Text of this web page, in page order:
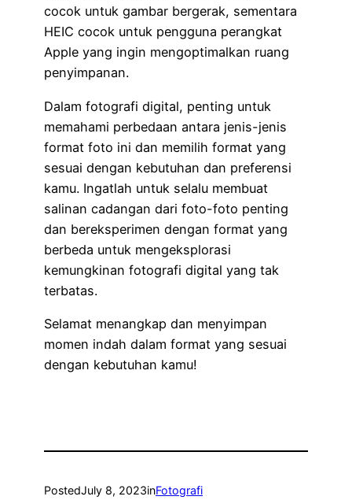
cocok untuk gambar bergerak, sementara
HEIC cocok untuk pengguna perangkat
Apple yang ingin mengoptimalkan ruang
penyimpanan.
Dalam fotografi digital, penting untuk
memahami perbedaan antara jenis-jenis
format foto ini dan memilih format yang
sesuai dengan kebutuhan dan preferensi
kamu. Ingatlah untuk selalu membuat
salinan cadangan dari foto-foto penting
dan bereksperimen dengan format yang
berbeda untuk mengeksplorasi
kemungkinan fotografi digital yang tak
terbatas.
Selamat menangkap dan menyimpan
momen indah dalam format yang sesuai
dengan kebutuhan kamu!
PostedJuly 8, 2023inFotografi